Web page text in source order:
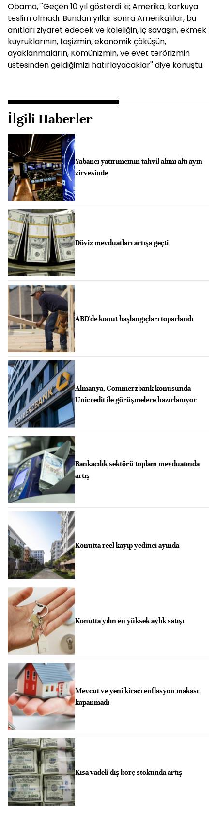
Obama, ''Geçen 10 yıl gösterdi ki; Amerika, korkuya
teslim olmadı. Bundan yıllar sonra Amerikalılar, bu
anıtları ziyaret edecek ve köleliğin, iç savaşın, ekmek
kuyruklarının, faşizmin, ekonomik çöküşün,
ayaklanmaların, Komünizmin, ve evet terörizmin
üstesinden geldiğimizi hatırlayacaklar'' diye konuştu.
İlgili Haberler
Yabancı yatırımcının tahvil alımı altı ayın
zirvesinde
Döviz mevduatları artışa geçti
ABD'de konut başlangıçları toparlandı
Almanya, Commerzbank konusunda
Unicredit ile görüşmelere hazırlanıyor
Bankacılık sektörü toplam mevduatında
artış
Konutta reel kayıp yedinci ayında
Konutta yılın en yüksek aylık satışı
Mevcut ve yeni kiracı enflasyon makası
kapanmadı
Kısa vadeli dış borç stokunda artış